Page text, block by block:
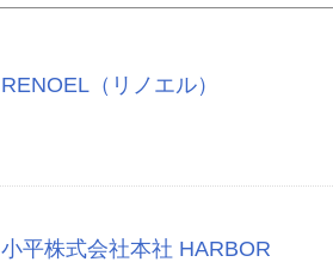
RENOEL（リノエル）
小平株式会社本社 HARBOR